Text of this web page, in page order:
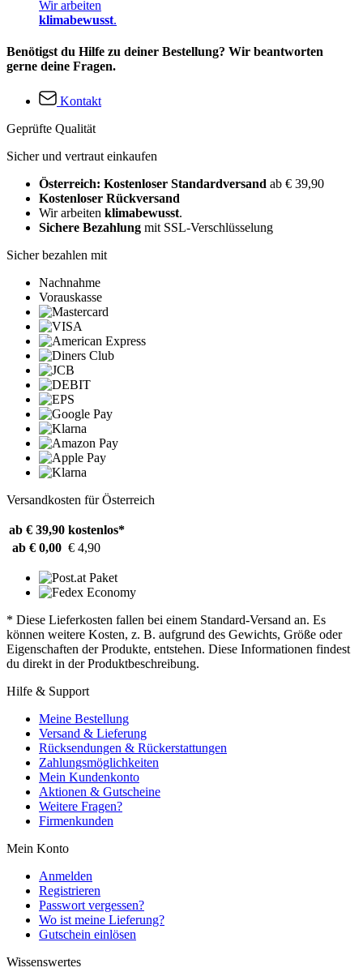
Wir arbeiten
klimabewusst.
Benötigst du Hilfe zu deiner Bestellung? Wir beantworten
gerne deine Fragen.
Kontakt
Geprüfte Qualität
Sicher und vertraut einkaufen
Österreich: Kostenloser Standardversand ab € 39,90
Kostenloser Rückversand
Wir arbeiten klimabewusst.
Sichere Bezahlung mit SSL-Verschlüsselung
Sicher bezahlen mit
Nachnahme
Vorauskasse
Versandkosten für Österreich
ab € 39,90 kostenlos*
ab € 0,00 € 4,90
* Diese Lieferkosten fallen bei einem Standard-Versand an. Es
können weitere Kosten, z. B. aufgrund des Gewichts, Größe oder
Eigenschaften der Produkte, entstehen. Diese Informationen findest
du direkt in der Produktbeschreibung.
Hilfe & Support
Meine Bestellung
Versand & Lieferung
Rücksendungen & Rückerstattungen
Zahlungsmöglichkeiten
Mein Kundenkonto
Aktionen & Gutscheine
Weitere Fragen?
Firmenkunden
Mein Konto
Anmelden
Registrieren
Passwort vergessen?
Wo ist meine Lieferung?
Gutschein einlösen
Wissenswertes